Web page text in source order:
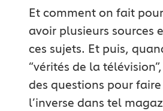
Et comment on fait
avoir plusieurs sources
ces sujets. Et puis,
“vérités de la
des questions pour
l’inverse dans tel